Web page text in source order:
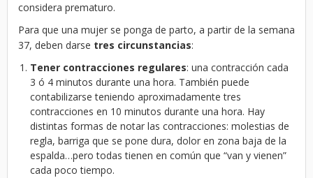
considera prematuro.
Para que una mujer se ponga de parto, a partir de la semana
37, deben darse tres circunstancias:
Tener contracciones regulares: una contracción cada
3 ó 4 minutos durante una hora. También puede
contabilizarse teniendo aproximadamente tres
contracciones en 10 minutos durante una hora. Hay
distintas formas de notar las contracciones: molestias de
regla, barriga que se pone dura, dolor en zona baja de la
espalda…pero todas tienen en común que “van y vienen”
cada poco tiempo.